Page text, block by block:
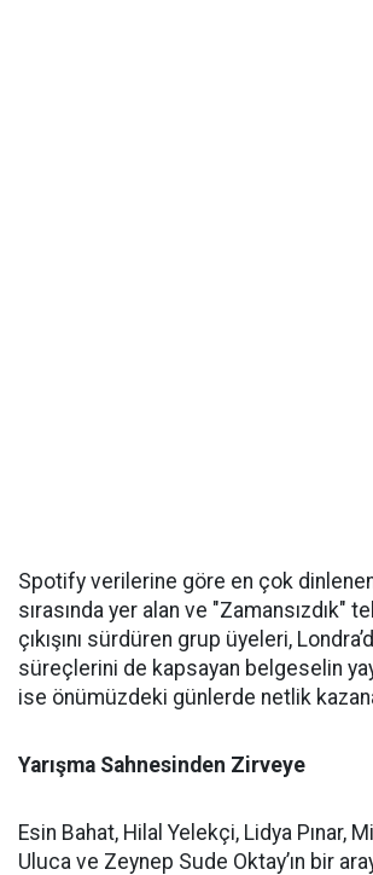
Spotify verilerine göre en çok
sırasında yer alan ve "Zamansızdık"
çıkışını sürdüren grup üyeleri,
süreçlerini de kapsayan belgeselin
ise önümüzdeki günlerde netlik
Yarışma Sahnesinden Zirveye
Esin Bahat, Hilal Yelekçi, Lidya Pınar,
Uluca ve Zeynep Sude Oktay’ın bir